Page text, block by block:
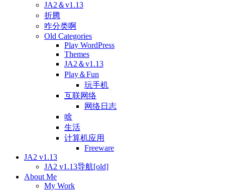
JA2＆v1.13
折腾
咋分类啊
Old Categories
Play WordPress
Themes
JA2＆v1.13
Play＆Fun
玩手机
互联网络
网络日志
啥
生活
计算机应用
Freeware
JA2 v1.13
JA2 v1.13导航[old]
About Me
My Work